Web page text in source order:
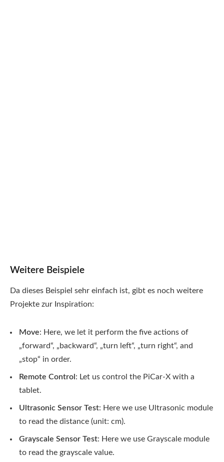
Weitere Beispiele
Da dieses Beispiel sehr einfach ist, gibt es noch weitere
Projekte zur Inspiration:
Move: Here, we let it perform the five actions of
„forward“, „backward“, „turn left“, „turn right“, and
„stop“ in order.
Remote Control : Let us control the PiCar-X with a
tablet.
Ultrasonic Sensor Test: Here we use Ultrasonic module
to read the distance (unit: cm).
Grayscale Sensor Test: Here we use Grayscale module
to read the grayscale value.